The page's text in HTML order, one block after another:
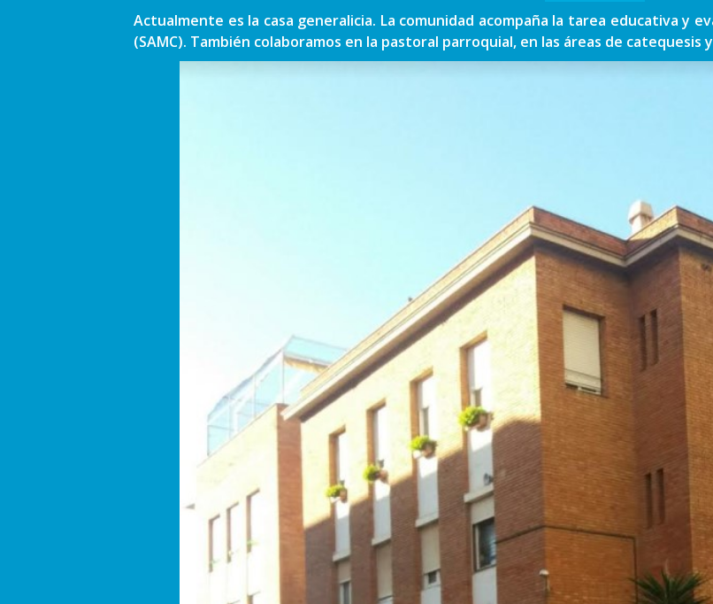
Actualmente es la casa generalicia. La comunidad acompaña la tarea educativa y
(SAMC). También colaboramos en la pastoral parroquial, en las áreas de catequesis